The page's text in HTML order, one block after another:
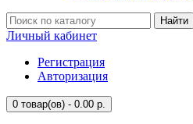
Найти
Личный кабинет
Регистрация
Авторизация
0 товар(ов) - 0.00 р.